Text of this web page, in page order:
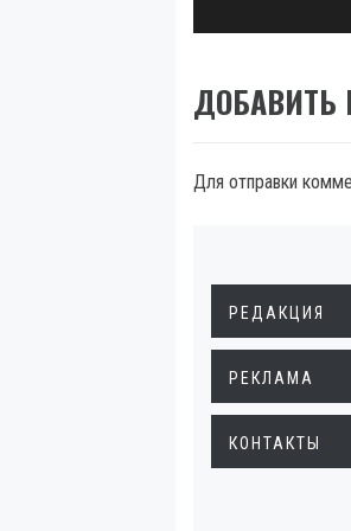
ДОБАВИТЬ
Для отправки
РЕДАКЦИЯ
РЕКЛАМА
КОНТАКТЫ